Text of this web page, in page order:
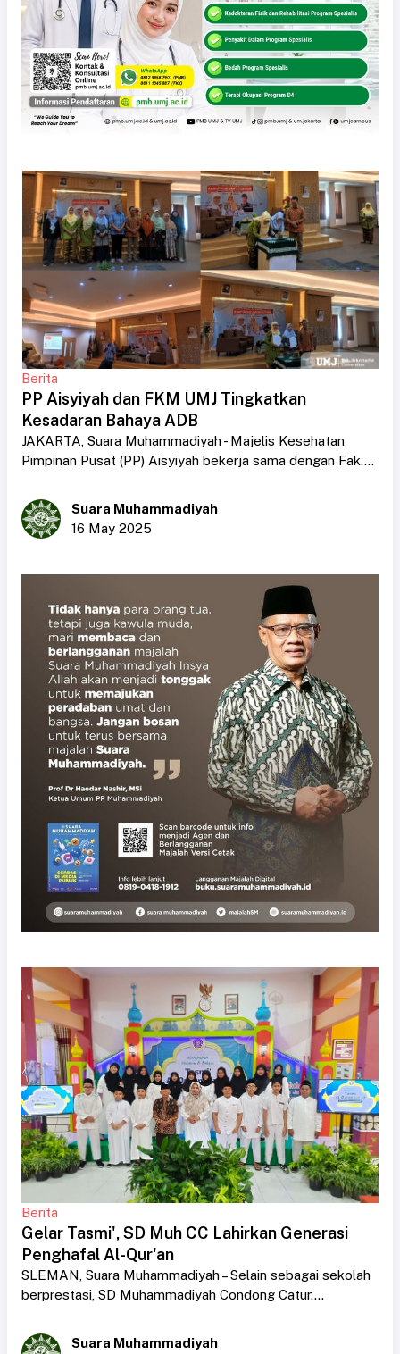
Berita
PP Aisyiyah dan FKM UMJ Tingkatkan
Kesadaran Bahaya ADB
JAKARTA, Suara Muhammadiyah - Majelis Kesehatan
Pimpinan Pusat (PP) Aisyiyah bekerja sama dengan Fak....
Suara Muhammadiyah
16 May 2025
Berita
Gelar Tasmi', SD Muh CC Lahirkan Generasi
Penghafal Al-Qur'an
SLEMAN, Suara Muhammadiyah – Selain sebagai sekolah
berprestasi, SD Muhammadiyah Condong Catur....
Suara Muhammadiyah